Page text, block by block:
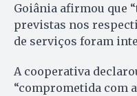
Goiânia afirmou que
previstas nos
de serviços foram
A cooperativa
“comprometida com